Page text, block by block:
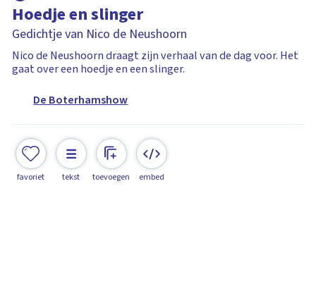
Hoedje en slinger
Gedichtje van Nico de Neushoorn
Nico de Neushoorn draagt zijn verhaal van de dag voor. Het
gaat over een hoedje en een slinger.
De Boterhamshow
favoriet tekst toevoegen embed